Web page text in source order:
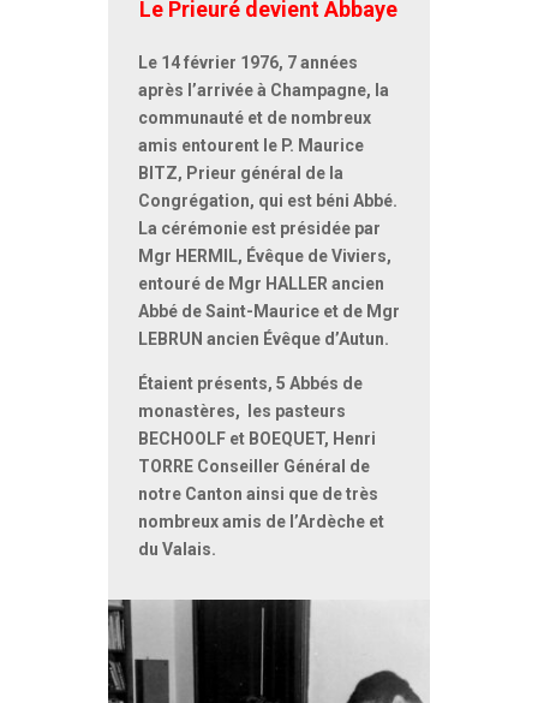
Le Prieuré devient Abbaye
Le 14 février 1976, 7 années
après l’arrivée à Champagne, la
communauté et de nombreux
amis entourent le P. Maurice
BITZ, Prieur général de la
Congrégation, qui est béni Abbé.
La cérémonie est présidée par
Mgr HERMIL, Évêque de Viviers,
entouré de Mgr HALLER ancien
Abbé de Saint-Maurice et de Mgr
LEBRUN ancien Évêque d’Autun.
Étaient présents, 5 Abbés de
monastères, les pasteurs
BECHOOLF et BOEQUET, Henri
TORRE Conseiller Général de
notre Canton ainsi que de très
nombreux amis de l’Ardèche et
du Valais.